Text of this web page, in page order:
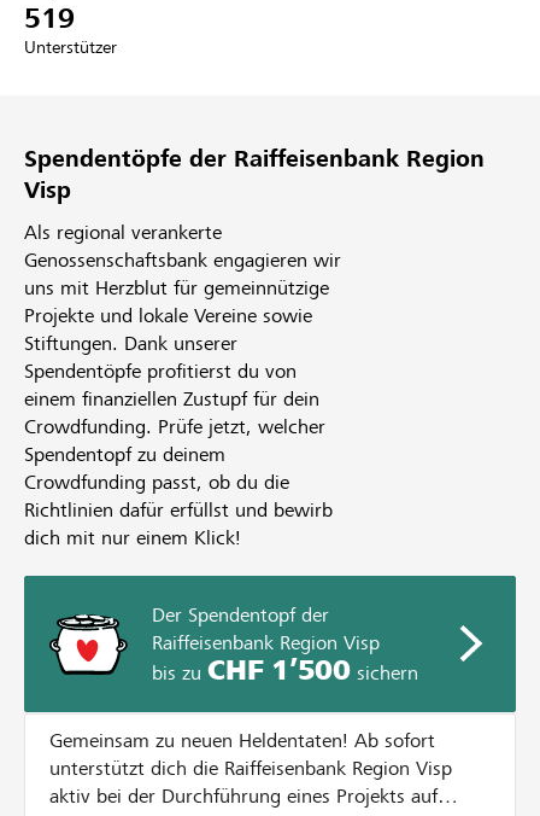
519
Unterstützer
Spendentöpfe der Raiffeisenbank Region
Visp
Als regional verankerte
Genossenschaftsbank engagieren wir
uns mit Herzblut für gemeinnützige
Projekte und lokale Vereine sowie
Stiftungen. Dank unserer
Spendentöpfe profitierst du von
einem finanziellen Zustupf für dein
Crowdfunding. Prüfe jetzt, welcher
Spendentopf zu deinem
Crowdfunding passt, ob du die
Richtlinien dafür erfüllst und bewirb
dich mit nur einem Klick!
Der Spendentopf der
Raiffeisenbank Region Visp
bis zu CHF 1’500sichern
Gemeinsam zu neuen Heldentaten! Ab sofort
unterstützt dich die Raiffeisenbank Region Visp
aktiv bei der Durchführung eines Projekts auf